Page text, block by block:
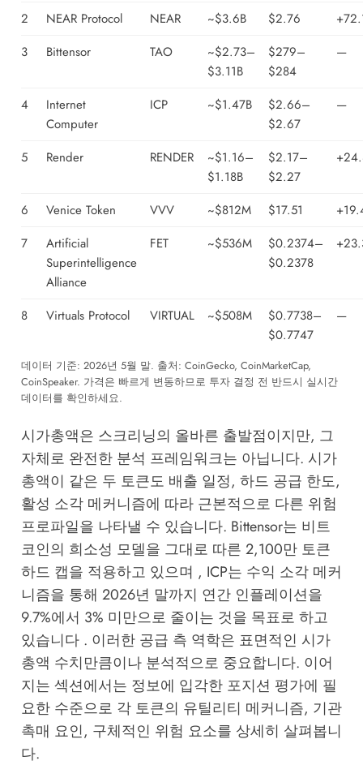
데이터 기준: 2026년 5월 말. 출처: CoinGecko, CoinMarketCap,
CoinSpeaker. 가격은 빠르게 변동하므로 투자 결정 전 반드시 실시간
데이터를 확인하세요.
2 NEAR Protocol NEAR ~$3.6B $2.76
3
Bittensor TAO
~$2.73–
$3.11B
$279–
$284
—
4
Internet
Computer
ICP ~$1.47B
$2.66–
$2.67
—
5 Render RENDER
~$1.16–
$1.18B
$2.17–
$2.27
6 Venice Token VVV ~$812M $17.51
7
Artificial
Superintelligence
Alliance
FET ~$536M
$0.2374–
$0.2378
8 Virtuals Protocol VIRTUAL ~$508M
$0.7738–
$0.7747
—
시가총액은 스크리닝의 올바른 출발점이지만, 그
자체로 완전한 분석 프레임워크는 아닙니다. 시가
총액이 같은 두 토큰도 배출 일정, 하드 공급 한도,
활성 소각 메커니즘에 따라 근본적으로 다른 위험
프로파일을 나타낼 수 있습니다. Bittensor는 비트
코인의 희소성 모델을 그대로 따른 2,100만 토큰
하드 캡을 적용하고 있으며 , ICP는 수익 소각 메커
니즘을 통해 2026년 말까지 연간 인플레이션을
9.7%에서 3% 미만으로 줄이는 것을 목표로 하고
있습니다 . 이러한 공급 측 역학은 표면적인 시가
총액 수치만큼이나 분석적으로 중요합니다. 이어
지는 섹션에서는 정보에 입각한 포지션 평가에 필
요한 수준으로 각 토큰의 유틸리티 메커니즘, 기관
촉매 요인, 구체적인 위험 요소를 상세히 살펴봅니
다.